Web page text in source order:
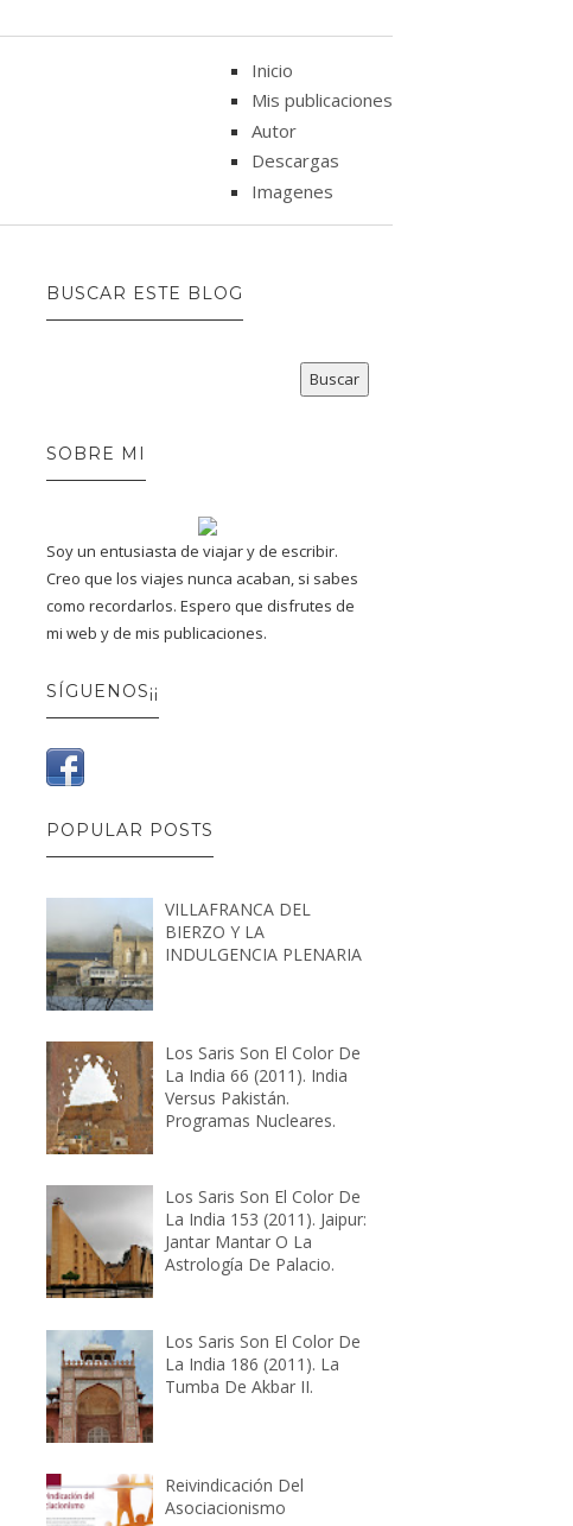
Inicio
Mis publicaciones
Autor
Descargas
Imagenes
BUSCAR ESTE BLOG
SOBRE MI
Soy un entusiasta de viajar y de escribir.
Creo que los viajes nunca acaban, si sabes
como recordarlos. Espero que disfrutes de
mi web y de mis publicaciones.
SÍGUENOS¡¡
POPULAR POSTS
VILLAFRANCA DEL
BIERZO Y LA
INDULGENCIA PLENARIA
Los Saris Son El Color De
La India 66 (2011). India
Versus Pakistán.
Programas Nucleares.
Los Saris Son El Color De
La India 153 (2011). Jaipur:
Jantar Mantar O La
Astrología De Palacio.
Los Saris Son El Color De
La India 186 (2011). La
Tumba De Akbar II.
Reivindicación Del
Asociacionismo